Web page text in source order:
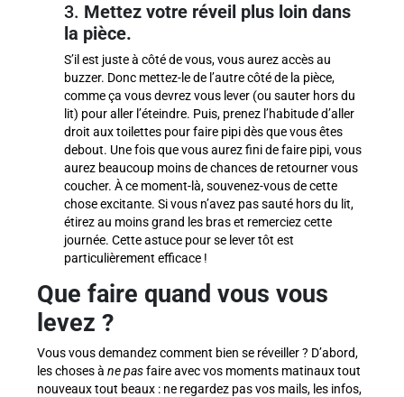
3. Mettez votre réveil plus loin dans
la pièce.
S’il est juste à côté de vous, vous aurez accès au
buzzer. Donc mettez-le de l’autre côté de la pièce,
comme ça vous devrez vous lever (ou sauter hors du
lit) pour aller l’éteindre. Puis, prenez l’habitude d’aller
droit aux toilettes pour faire pipi dès que vous êtes
debout. Une fois que vous aurez fini de faire pipi, vous
aurez beaucoup moins de chances de retourner vous
coucher. À ce moment-là, souvenez-vous de cette
chose excitante. Si vous n’avez pas sauté hors du lit,
étirez au moins grand les bras et remerciez cette
journée. Cette astuce pour se lever tôt est
particulièrement efficace !
Que faire quand vous vous
levez ?
Vous vous demandez comment bien se réveiller ? D’abord,
les choses à ne pasfaire avec vos moments matinaux tout
nouveaux tout beaux : ne regardez pas vos mails, les infos,